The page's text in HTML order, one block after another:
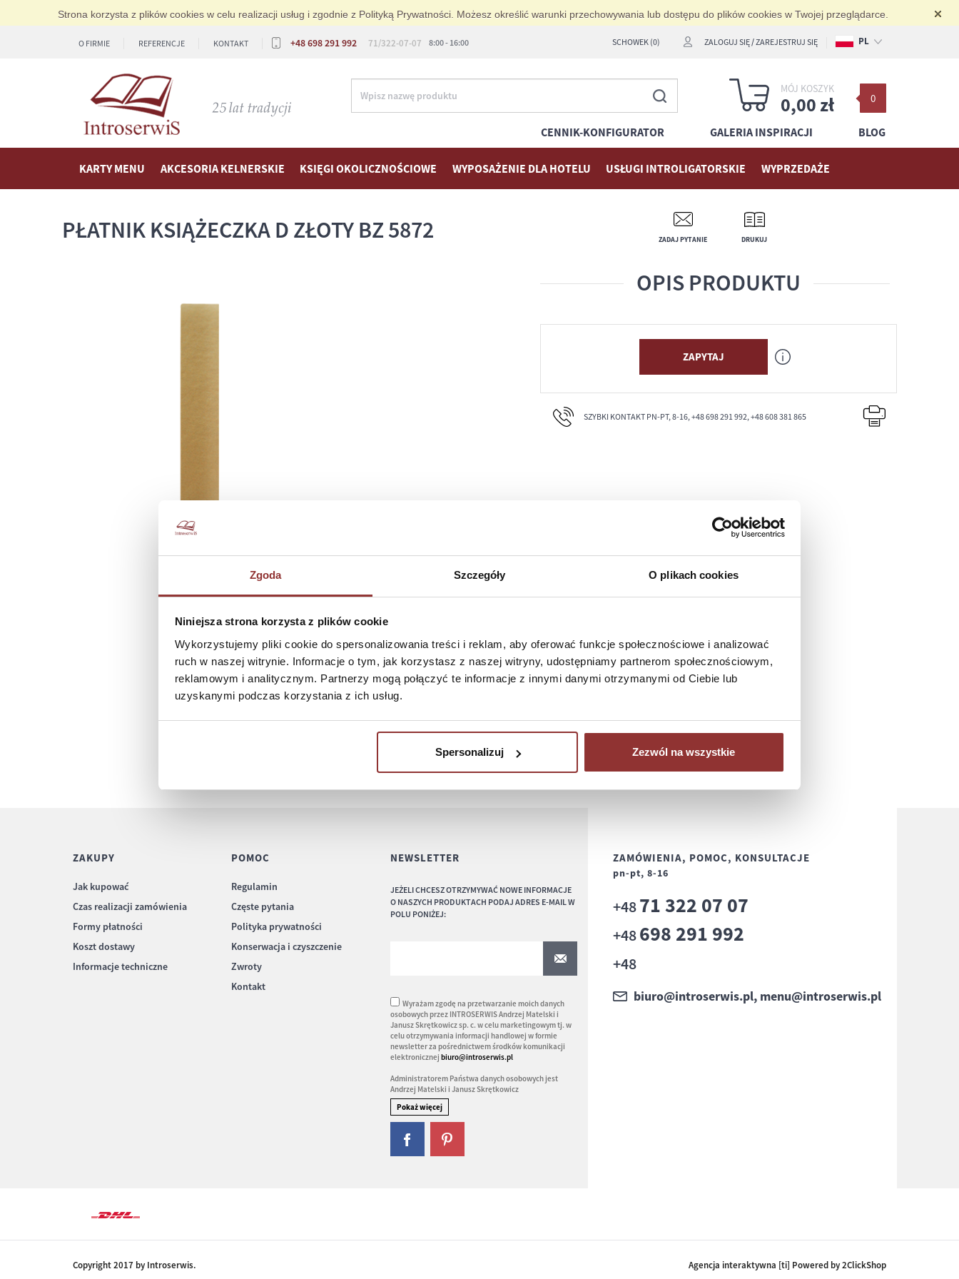
Zgoda Szczegóły O plikach cookies
Niniejsza strona korzysta z plików cookie
Wykorzystujemy pliki cookie do spersonalizowania treści i reklam, aby oferować funkcje społecznościowe i analizować
ruch w naszej witrynie. Informacje o tym, jak korzystasz z naszej witryny, udostępniamy partnerom społecznościowym,
reklamowym i analitycznym. Partnerzy mogą połączyć te informacje z innymi danymi otrzymanymi od Ciebie lub
uzyskanymi podczas korzystania z ich usług.
Spersonalizuj Zezwól na wszystkie
Strona korzysta z plików cookies w celu realizacji usług i zgodnie z Polityką Prywatności. Możesz określić warunki przechowywania lub dostępu do plików cookies w Twojej przeglądarce.
O FIRMIE REFERENCJE KONTAKT +48 698 291 992 71/322-07-07 8:00 - 16:00 SCHOWEK (0) ZALOGUJ SIĘ/ZAREJESTRUJ SIĘ PL
DE
CENNIK-KONFIGURATOR GALERIA INSPIRACJI BLOG
0
MÓJ KOSZYK
0,00 zł
KARTY MENU AKCESORIA KELNERSKIE KSIĘGI OKOLICZNOŚCIOWE WYPOSAŻENIE DLA HOTELU USŁUGI INTROLIGATORSKIE WYPRZEDAŻE
PŁATNIK KSIĄŻECZKA D ZŁOTY BZ 5872 ZADAJ PYTANIE DRUKUJ
OPIS PRODUKTU
ZAPYTAJ
SZYBKI KONTAKT PN-PT, 8-16, +48 698 291 992, +48 608 381 865
ZAKUPY
Jak kupować
Czas realizacji zamówienia
Formy płatności
Koszt dostawy
Informacje techniczne
POMOC
Regulamin
Częste pytania
Polityka prywatności
Konserwacja i czyszczenie
Zwroty
Kontakt
NEWSLETTER
JEŻELI CHCESZ OTRZYMYWAĆ NOWE INFORMACJE
O NASZYCH PRODUKTACH PODAJ ADRES E-MAIL W
POLU PONIŻEJ:
Wyrażam zgodę na przetwarzanie moich danych
osobowych przez INTROSERWIS Andrzej Matelski i
Janusz Skrętkowicz sp. c. w celu marketingowym tj. w
celu otrzymywania informacji handlowej w formie
newsletter za pośrednictwem środków komunikacji
elektronicznej biuro@introserwis.pl
Administratorem Państwa danych osobowych jest
Andrzej Matelski i Janusz Skrętkowicz
ZAMÓWIENIA, POMOC, KONSULTACJE
pn-pt, 8-16
+4871 322 07 07
+48698 291 992
+48
biuro@introserwis.pl, menu@introserwis.pl
Copyright 2017 by Introserwis. Agencja interaktywna [ti] Powered by 2ClickShop